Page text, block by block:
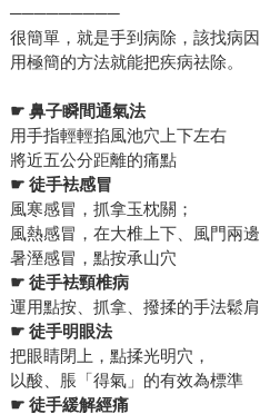
─────────
很簡單，就是手到病除，該找病因
用極簡的方法就能把疾病祛除。
☛ 鼻子瞬間通氣法
用手指輕輕掐風池穴上下左右
將近五公分距離的痛點
☛ 徒手袪感冒
風寒感冒，抓拿玉枕關；
風熱感冒，在大椎上下、風門兩邊
暑溼感冒，點按承山穴
☛ 徒手袪頸椎病
運用點按、抓拿、撥揉的手法鬆肩
☛ 徒手明眼法
把眼睛閉上，點揉光明穴，
以酸、脹「得氣」的有效為標準
☛ 徒手緩解經痛